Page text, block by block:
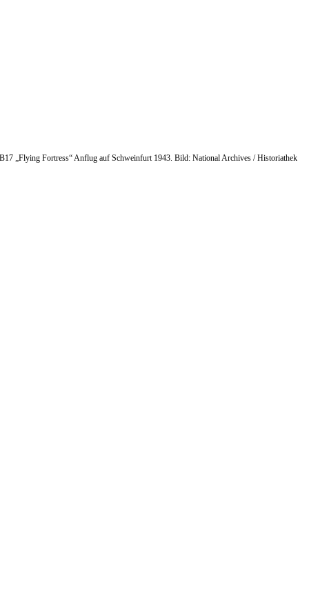
B17 „Flying Fortress“ Anflug auf Schweinfurt 1943. Bild: National Archives / Historiathek